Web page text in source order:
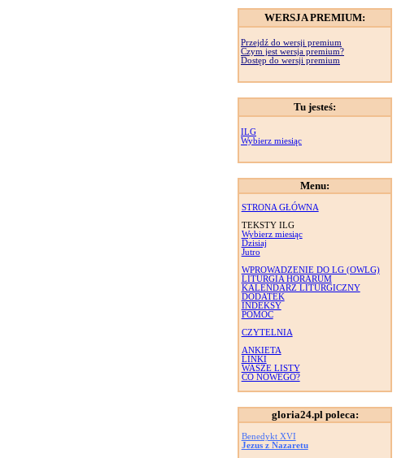
WERSJA PREMIUM:
Przejdź do wersji premium
Czym jest wersja premium?
Dostęp do wersji premium
Tu jesteś:
ILG
Wybierz miesiąc
Menu:
STRONA GŁÓWNA
TEKSTY ILG
Wybierz miesiąc
Dzisiaj
Jutro
WPROWADZENIE DO LG (OWLG)
LITURGIA HORARUM
KALENDARZ LITURGICZNY
DODATEK
INDEKSY
POMOC
CZYTELNIA
ANKIETA
LINKI
WASZE LISTY
CO NOWEGO?
gloria24.pl poleca:
Benedykt XVI
Jezus z Nazaretu